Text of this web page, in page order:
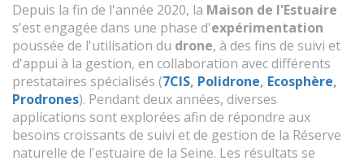
Depuis la fin de l'année 2020, la Maison de l'Estuaire
s'est engagée dans une phase d'expérimentation
poussée de l'utilisation du drone, à des fins de suivi et
d'appui à la gestion, en collaboration avec différents
prestataires spécialisés (7CIS, Polidrone, Ecosphère,
Prodrones). Pendant deux années, diverses
applications sont explorées afin de répondre aux
besoins croissants de suivi et de gestion de la Réserve
naturelle de l'estuaire de la Seine. Les résultats se